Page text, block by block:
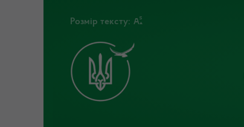
Розмір тексту: